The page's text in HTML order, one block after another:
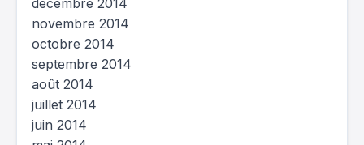
décembre 2014
novembre 2014
octobre 2014
septembre 2014
août 2014
juillet 2014
juin 2014